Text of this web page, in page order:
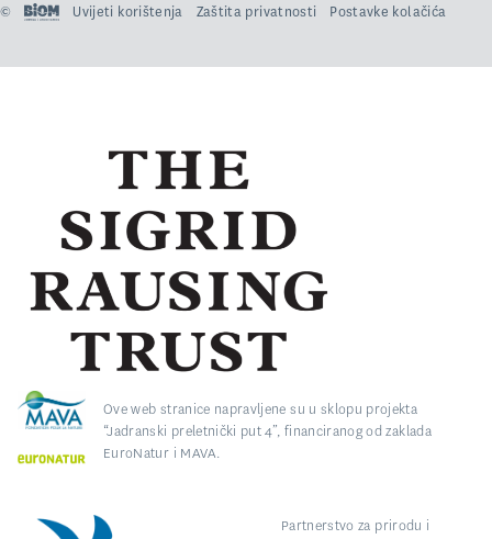
© Uvijeti korištenja Zaštita privatnosti Postavke kolačića
Ove web stranice napravljene su u sklopu projekta
“Jadranski preletnički put 4”, financiranog od zaklada
EuroNatur i MAVA.
Partnerstvo za prirodu i